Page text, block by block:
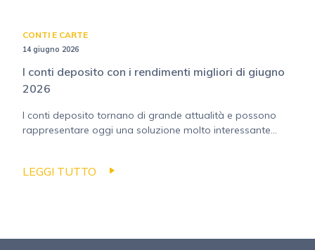
CONTI E CARTE
14 giugno 2026
I conti deposito con i rendimenti migliori di giugno
2026
I conti deposito tornano di grande attualità e possono
rappresentare oggi una soluzione molto interessante...
LEGGI TUTTO